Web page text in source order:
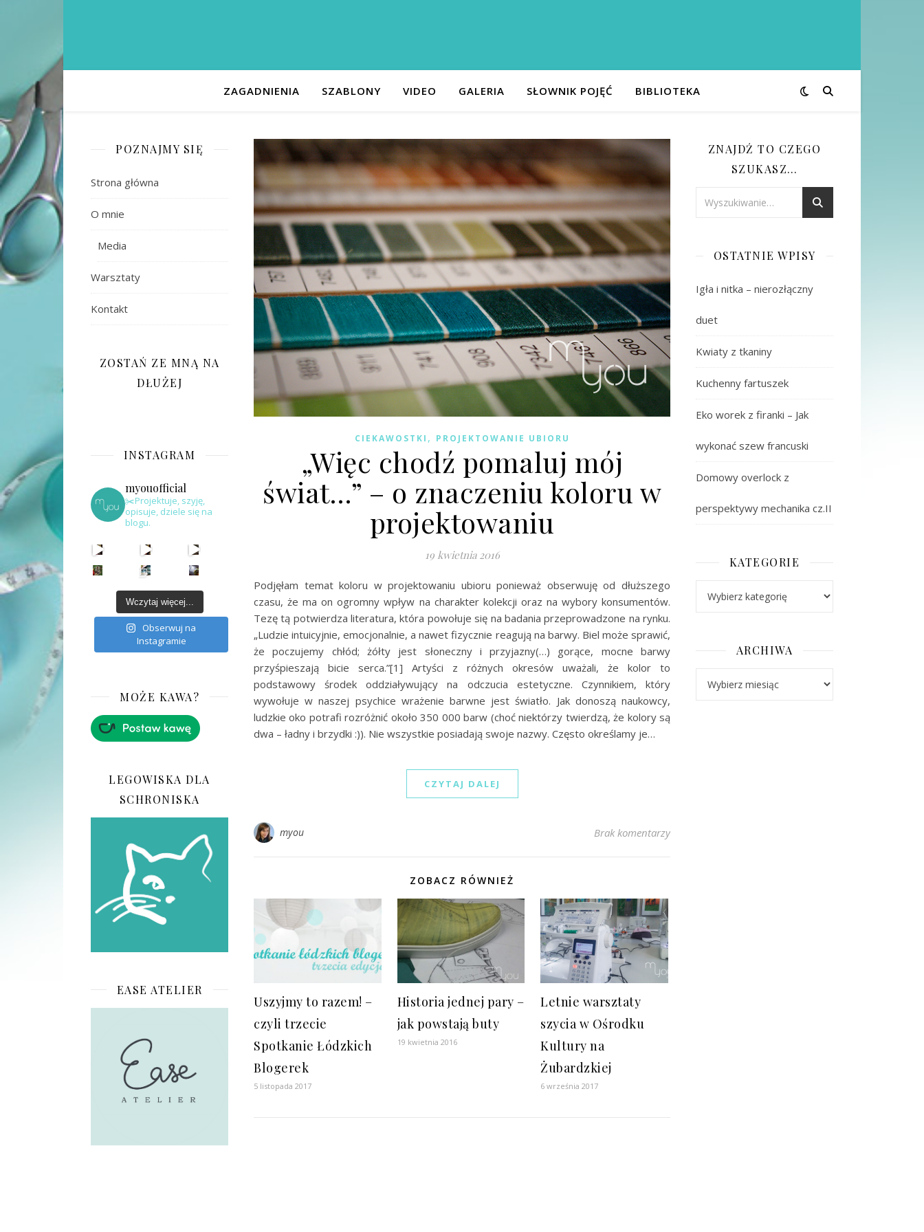
ZAGADNIENIA SZABLONY VIDEO GALERIA SŁOWNIK POJĘĆ BIBLIOTEKA
POZNAJMY SIĘ
Strona główna
O mnie
Media
Warsztaty
Kontakt
ZOSTAŃ ZE MNĄ NA
DŁUŻEJ
INSTAGRAM
myouofficial
✂️Projektuje, szyję,
opisuje, dziele się na
blogu.
Wczytaj więcej...
Obserwuj na
Instagramie
MOŻE KAWA?
LEGOWISKA DLA
SCHRONISKA
EASE ATELIER
CIEKAWOSTKI , PROJEKTOWANIE UBIORU
„Więc chodź pomaluj mój
świat…” – o znaczeniu koloru w
projektowaniu
19 kwietnia 2016
Podjęłam temat koloru w projektowaniu ubioru ponieważ obserwuję od dłuższego
czasu, że ma on ogromny wpływ na charakter kolekcji oraz na wybory konsumentów.
Tezę tą potwierdza literatura, która powołuje się na badania przeprowadzone na rynku.
„Ludzie intuicyjnie, emocjonalnie, a nawet fizycznie reagują na barwy. Biel może sprawić,
że poczujemy chłód; żółty jest słoneczny i przyjazny(…) gorące, mocne barwy
przyśpieszają bicie serca.”[1] Artyści z różnych okresów uważali, że kolor to
podstawowy środek oddziaływujący na odczucia estetyczne. Czynnikiem, który
wywołuje w naszej psychice wrażenie barwne jest światło. Jak donoszą naukowcy,
ludzkie oko potrafi rozróżnić około 350 000 barw (choć niektórzy twierdzą, że kolory są
dwa – ładny i brzydki :)). Nie wszystkie posiadają swoje nazwy. Często określamy je…
CZYTAJ DALEJ
myou Brak komentarzy
ZOBACZ RÓWNIEŻ
Uszyjmy to razem! –
czyli trzecie
Spotkanie Łódzkich
Blogerek
5 listopada 2017
Historia jednej pary –
jak powstają buty
19 kwietnia 2016
Letnie warsztaty
szycia w Ośrodku
Kultury na
Żubardzkiej
6 września 2017
ZNAJDŹ TO CZEGO
SZUKASZ…
OSTATNIE WPISY
Igła i nitka – nierozłączny
duet
Kwiaty z tkaniny
Kuchenny fartuszek
Eko worek z firanki – Jak
wykonać szew francuski
Domowy overlock z
perspektywy mechanika cz.II
KATEGORIE
ARCHIWA